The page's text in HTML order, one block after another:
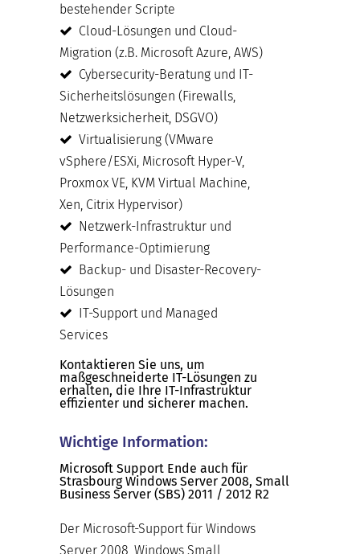
bestehender Scripte
Cloud-Lösungen und Cloud-
Migration (z.B. Microsoft Azure, AWS)
Cybersecurity-Beratung und IT-
Sicherheitslösungen (Firewalls,
Netzwerksicherheit, DSGVO)
Virtualisierung (VMware
vSphere/ESXi, Microsoft Hyper-V,
Proxmox VE, KVM Virtual Machine,
Xen, Citrix Hypervisor)
Netzwerk-Infrastruktur und
Performance-Optimierung
Backup- und Disaster-Recovery-
Lösungen
IT-Support und Managed
Services
Kontaktieren Sie uns, um
maßgeschneiderte IT-Lösungen zu
erhalten, die Ihre IT-Infrastruktur
effizienter und sicherer machen.
Wichtige Information:
Microsoft Support Ende auch für
Strasbourg Windows Server 2008, Small
Business Server (SBS) 2011 / 2012 R2
Der Microsoft-Support für Windows
Server 2008, Windows Small